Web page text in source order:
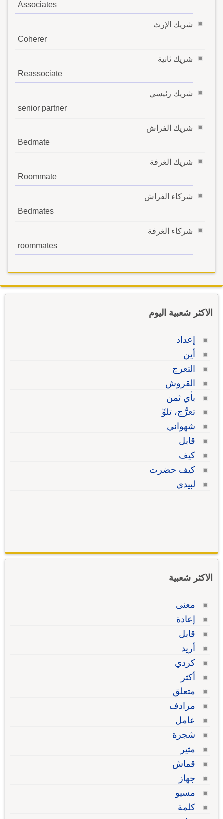
Associates
شريك الإرث
Coherer
شريك ثانية
Reassociate
شريك رئيسي
senior partner
شريك الفراش
Bedmate
شريك الغرفة
Roommate
شركاء الفراش
Bedmates
شركاء الغرفة
roommates
الاكثر شعبية اليوم
إعداد
أين
التعرج
القروش
بأي ثمن
تعرُّج، تلوِّ
شهواني
قابل
كيف
كيف حضرت
لبيدي
الاكثر شعبية
معنى
إعادة
قابل
أريد
كردي
أكثر
متعلق
مرادف
عامل
شجرة
مثير
قماش
جهاز
مسيو
كلمة